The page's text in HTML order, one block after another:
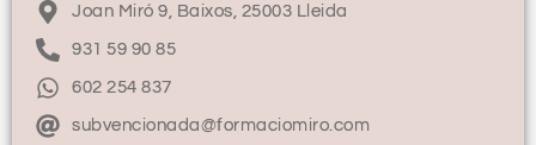
Joan Miró 9, Baixos, 25003 Lleida
931 59 90 85
602 254 837
subvencionada@formaciomiro.com